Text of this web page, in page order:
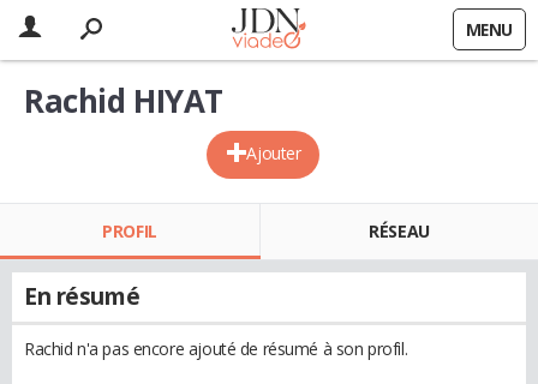
MENU
Ajouter
Rachid HIYAT
PROFIL RÉSEAU
En résumé
Rachid n'a pas encore ajouté de résumé à son profil.